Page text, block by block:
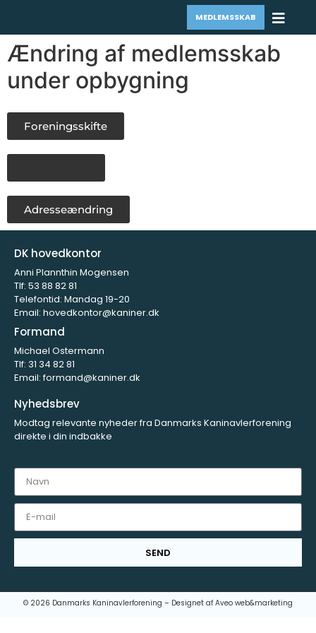
MEDLEMSSKAB
Ændring af medlemsskab
under opbygning
Foreningsskifte
Adresseændring
DK hovedkontor
Anni Plannthin Mogensen
Tlf: 53 88 82 81
Telefontid: Mandag 19-20
Email: hovedkontor@kaniner.dk
Formand
Michael Ostermann
Tlf: 31 34 82 81
Email:formand@kaniner.dk
Nyhedsbrev
Modtag relevante nyheder fra Danmarks Kaninavlerforening
direkte i din indbakke
SEND
© 2026 Danmarks Kaninavlerforening – Designet af Aveo web&marketing